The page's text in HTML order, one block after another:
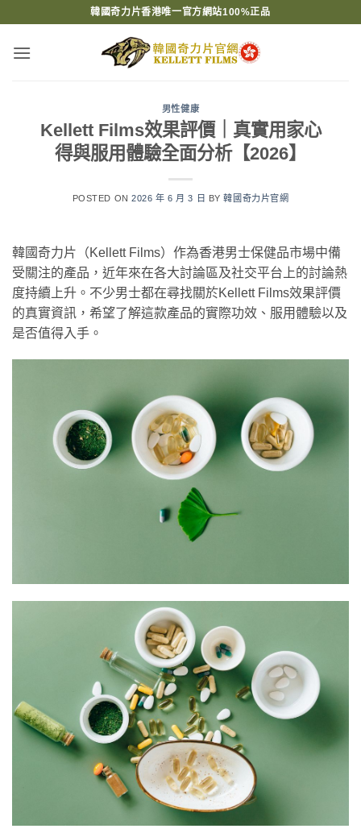
content
韓國奇力片香港唯一官方網站100%正品
男性健康
Kellett Films效果評價｜真實用家心
得與服用體驗全面分析【2026】
POSTED ON2026 年 6 月 3 日 BY韓國奇力片官網
韓國奇力片（Kellett Films）作為香港男士保健品市場中備
受關注的產品，近年來在各大討論區及社交平台上的討論熱
度持續上升。不少男士都在尋找關於Kellett Films效果評價
的真實資訊，希望了解這款產品的實際功效、服用體驗以及
是否值得入手。